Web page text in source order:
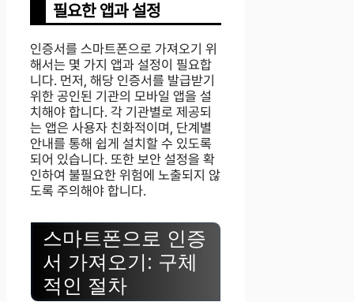
필요한 앱과 설정
인증서를 스마트폰으로 가져오기 위
해서는 몇 가지 앱과 설정이 필요합
니다. 먼저, 해당 인증서를 발급받기
위한 공인된 기관의 모바일 앱을 설
치해야 합니다. 각 기관별로 제공되
는 앱은 사용자 친화적이며, 단계별
안내를 통해 쉽게 설치할 수 있도록
되어 있습니다. 또한 보안 설정을 확
인하여 불필요한 위험에 노출되지 않
도록 주의해야 합니다.
스마트폰으로 인증
서 가져오기: 구체
적인 절차